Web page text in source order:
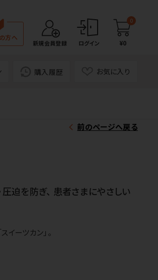
方へ
新規会員登録 ログイン
0
¥0
購入履歴 お気に入り
前のページへ戻る
迫を防ぎ、 患者さまにやさしい
イーツカン」。